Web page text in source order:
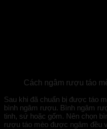
Cách ngâm rượu táo
Sau khi đã chuẩn bị được táo
bình ngâm rượu. Bình ngâm
tinh, sứ hoặc gốm. Nên chọn
rượu táo mèo được ngâm đều